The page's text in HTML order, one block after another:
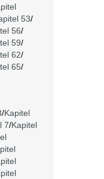
53/
56/
59/
62/
65/
/Kapitel
7/Kapitel